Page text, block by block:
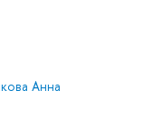
Анна